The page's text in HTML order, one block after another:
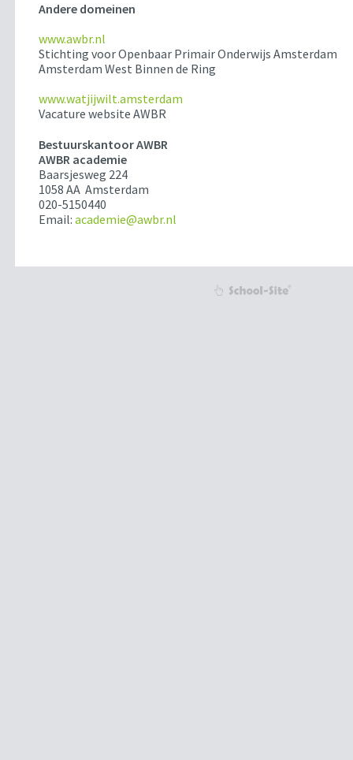
Andere domeinen
www.awbr.nl
Stichting voor Openbaar Primair Onderwijs Amsterdam
Amsterdam West Binnen de Ring
www.watjijwilt.amsterdam
Vacature website AWBR
Bestuurskantoor AWBR
AWBR academie
Baarsjesweg 224
1058 AA Amsterdam
020-5150440
Email:academie@awbr.nl